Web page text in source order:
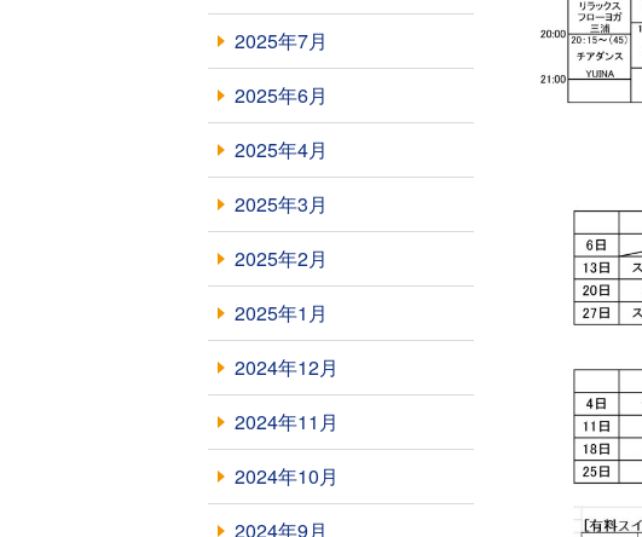
2025年7月
2025年6月
2025年4月
2025年3月
2025年2月
2025年1月
2024年12月
2024年11月
2024年10月
2024年9月